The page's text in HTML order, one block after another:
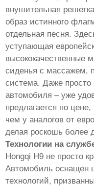
внушительная
образ истинного
отдельная песня.
уступающая
высококачественные
сиденья с массажем,
система. Даже просто
автомобиля – уже
предлагается по
чем у аналогов от
делая роскошь более
Технологии на
Hongqi H9 не просто
Автомобиль оснащен
технологий,